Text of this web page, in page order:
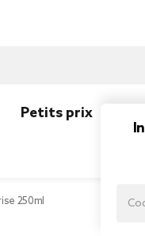
Petits prix
250ml